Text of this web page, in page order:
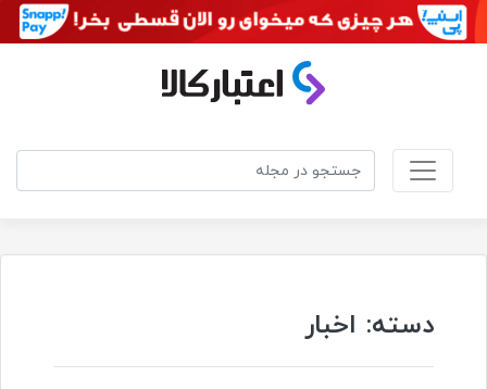
دسته: اخبار